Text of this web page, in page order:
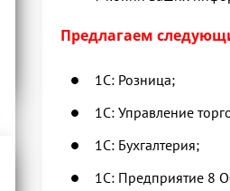
Предлагаем
1С: Розница;
1С: Управление
1С: Бухгалтерия;
1С: Предприятие 8